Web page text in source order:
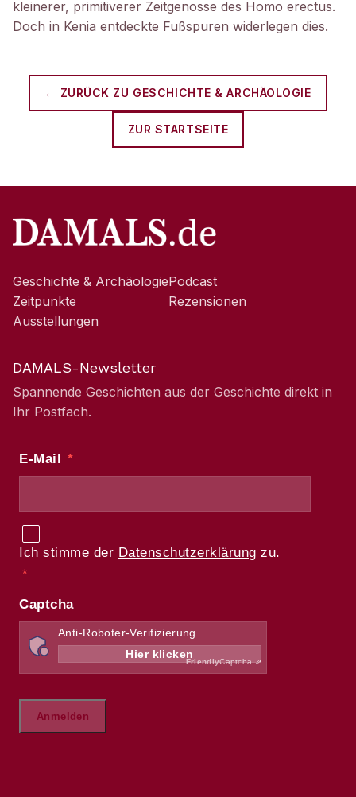
kleinerer, primitiverer Zeitgenosse des Homo erectus.
Doch in Kenia entdeckte Fußspuren widerlegen dies.
← ZURÜCK ZU GESCHICHTE & ARCHÄOLOGIE
ZUR STARTSEITE
Geschichte & Archäologie
Zeitpunkte
Ausstellungen
Podcast
Rezensionen
DAMALS-Newsletter
Spannende Geschichten aus der Geschichte direkt in
Ihr Postfach.